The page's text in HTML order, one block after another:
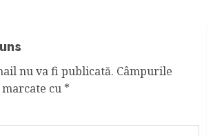
nu va fi publicată. Câmpurile
cu *